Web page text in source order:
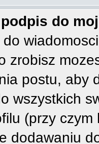
do
zrobisz
postu, aby
wszystkich
(przy
dodawaniu